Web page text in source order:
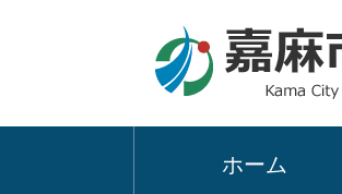
ホーム